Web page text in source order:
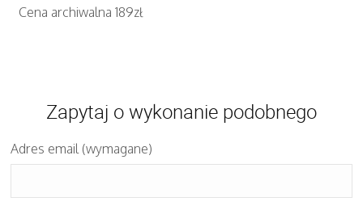
Cena archiwalna 189zł
Zapytaj o wykonanie podobnego
Adres email (wymagane)